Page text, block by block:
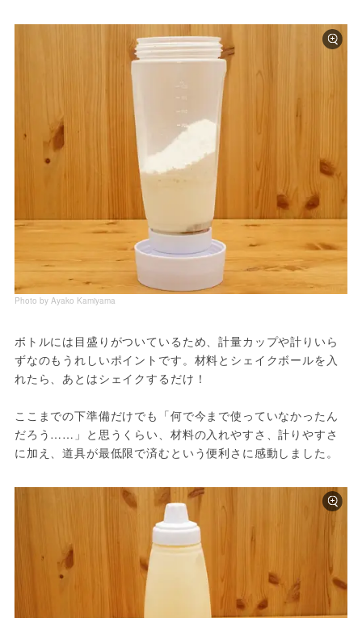
Photo by Ayako Kamiyama
ボトルには目盛りがついているため、計量カップや計りいら
ずなのもうれしいポイントです。材料とシェイクボールを入
れたら、あとはシェイクするだけ！
ここまでの下準備だけでも「何で今まで使っていなかったん
だろう……」と思うくらい、材料の入れやすさ、計りやすさ
に加え、道具が最低限で済むという便利さに感動しました。